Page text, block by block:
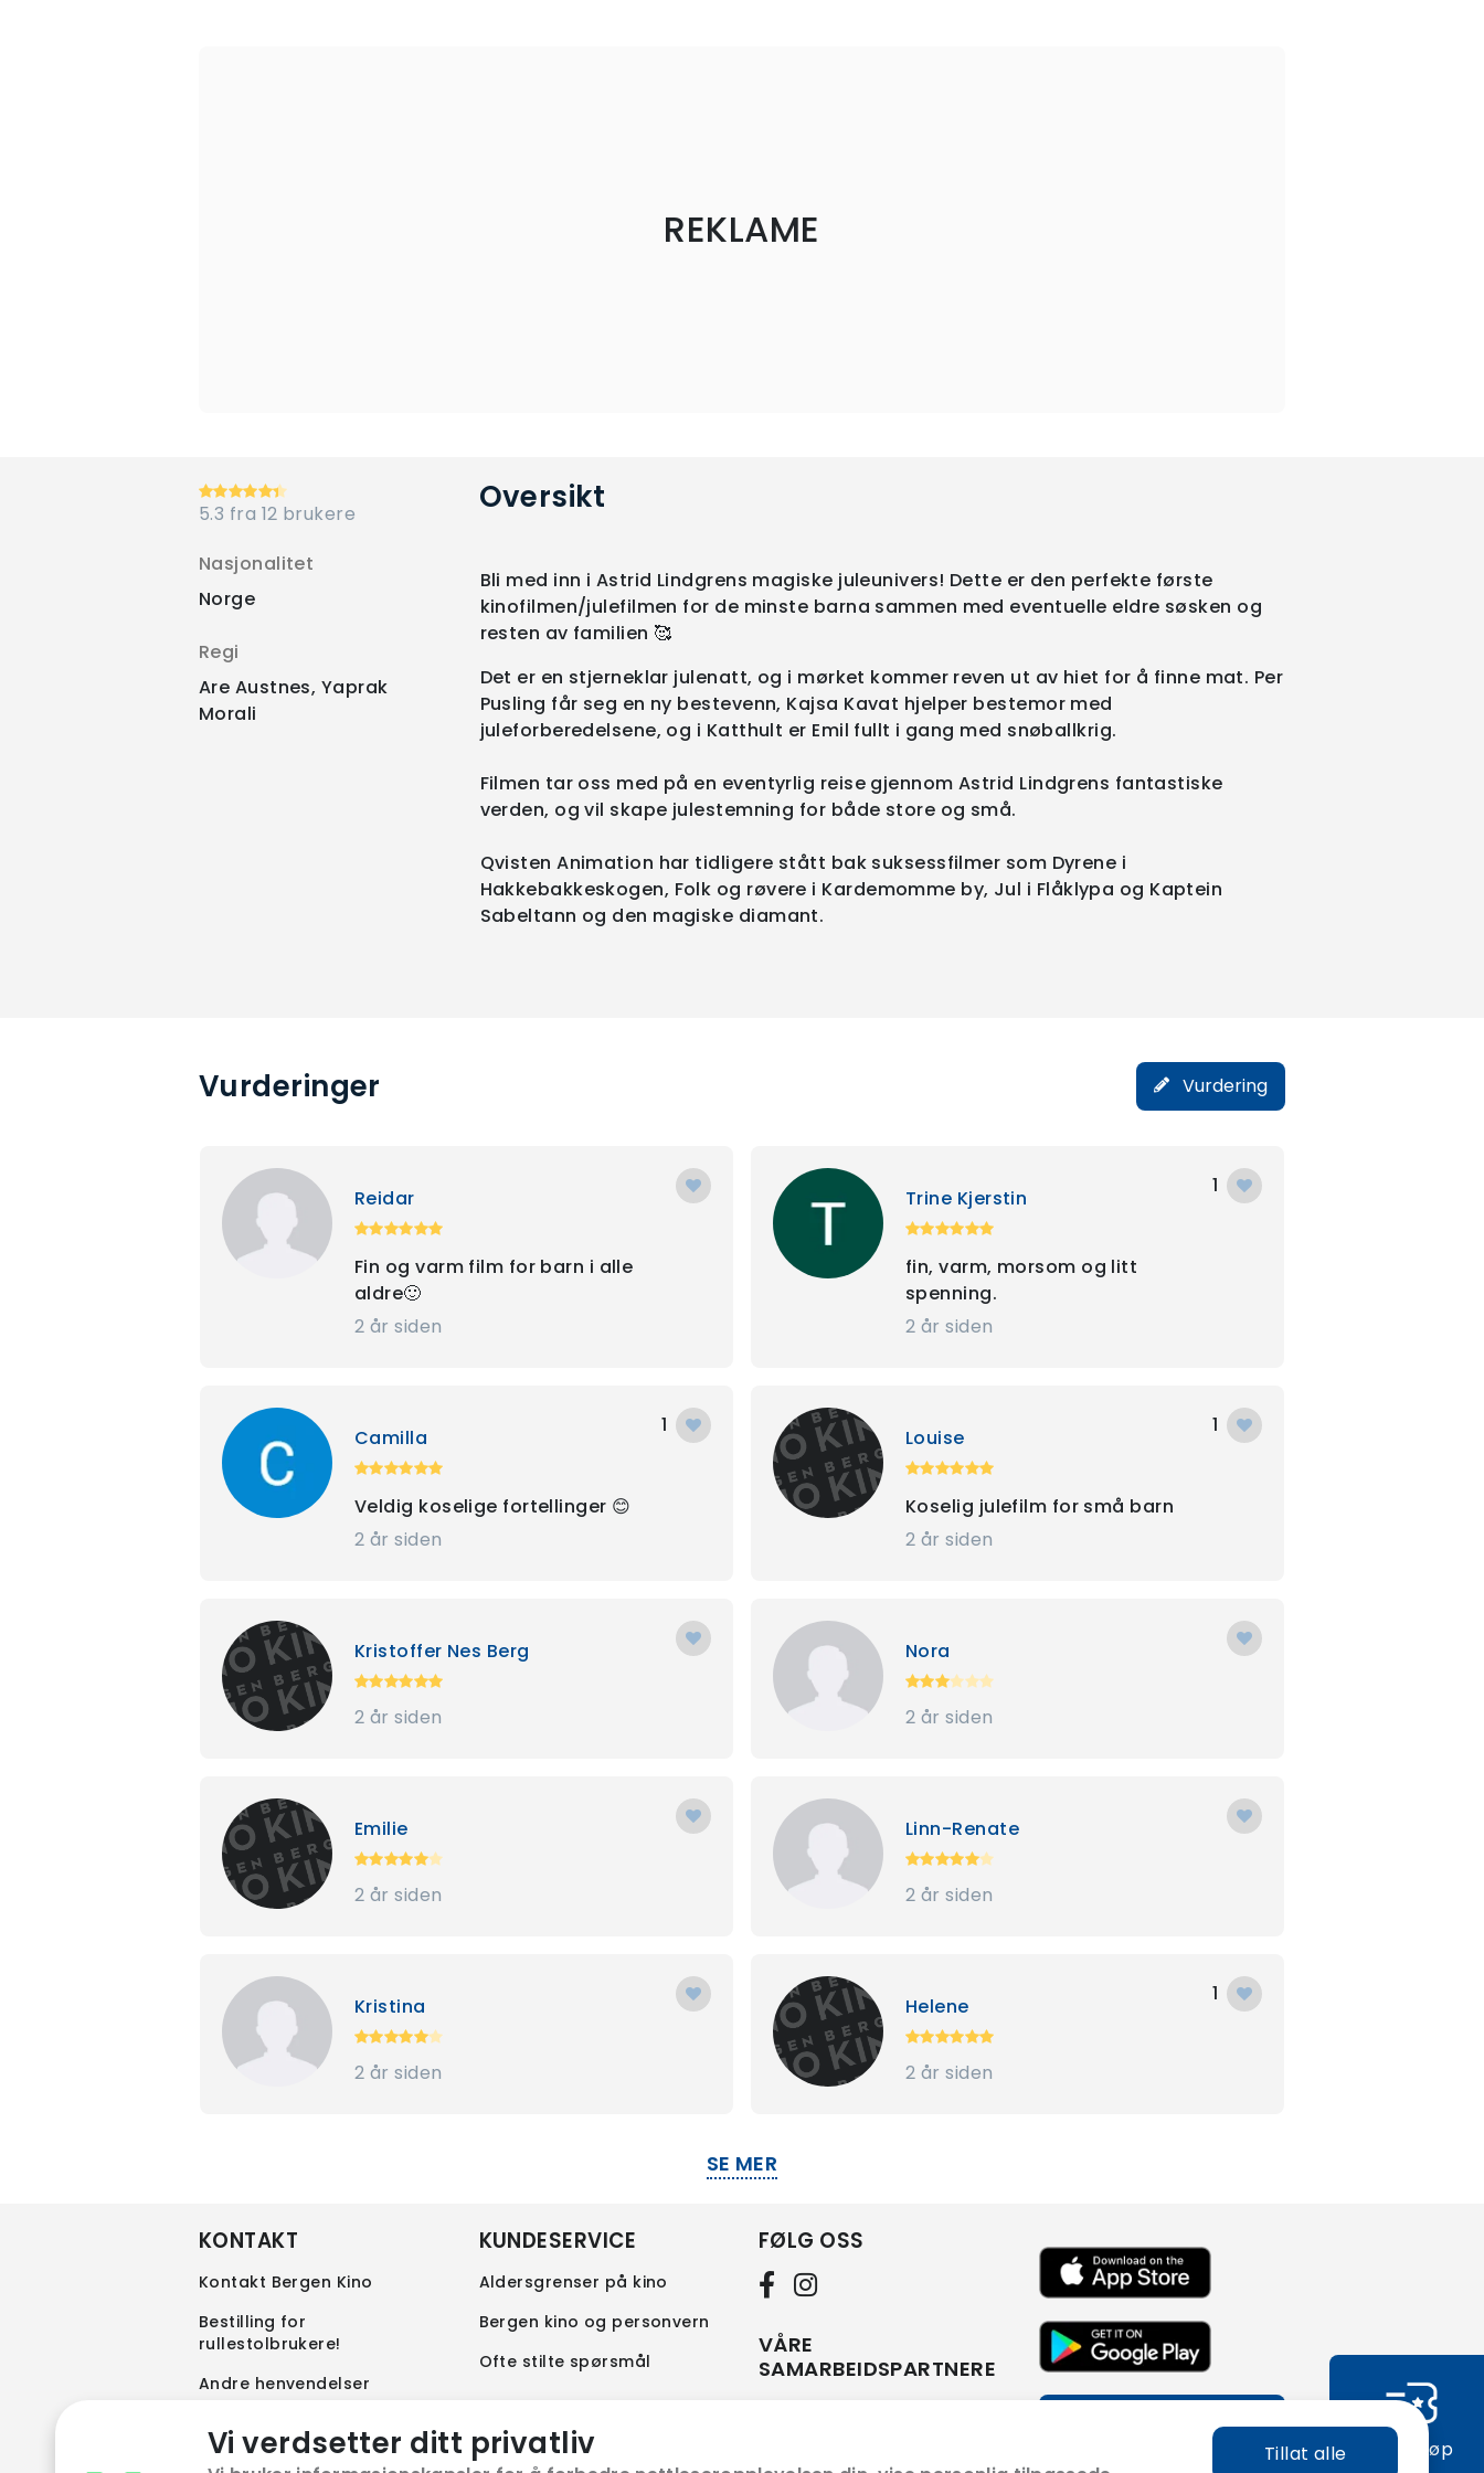
Vi verdsetter ditt privatliv Tillat alle
REKLAME
5.3 fra 12 brukere
Nasjonalitet
Norge
Regi
Are Austnes, Yaprak
Morali
Oversikt
Bli med inn i Astrid Lindgrens magiske juleunivers! Dette er den perfekte første
kinofilmen/julefilmen for de minste barna sammen med eventuelle eldre søsken og
resten av familien 🥰
Det er en stjerneklar julenatt, og i mørket kommer reven ut av hiet for å finne mat. Per
Pusling får seg en ny bestevenn, Kajsa Kavat hjelper bestemor med
juleforberedelsene, og i Katthult er Emil fullt i gang med snøballkrig.
Filmen tar oss med på en eventyrlig reise gjennom Astrid Lindgrens fantastiske
verden, og vil skape julestemning for både store og små.
Qvisten Animation har tidligere stått bak suksessfilmer som Dyrene i
Hakkebakkeskogen, Folk og røvere i Kardemomme by, Jul i Flåklypa og Kaptein
Sabeltann og den magiske diamant.
Vurderinger Vurdering
Reidar
Fin og varm film for barn i alle
aldre🙂
2 år siden
Trine Kjerstin
fin, varm, morsom og litt
spenning.
2 år siden
1
Camilla
Veldig koselige fortellinger 😊
2 år siden
1
Louise
Koselig julefilm for små barn
2 år siden
1
Kristoffer Nes Berg
2 år siden
Nora
2 år siden
Emilie
2 år siden
Linn-Renate
2 år siden
Kristina
2 år siden
Helene
2 år siden
1
SE MER
KONTAKT
Kontakt Bergen Kino
Bestilling for
rullestolbrukere!
Andre henvendelser
KUNDESERVICE
Aldersgrenser på kino
Bergen kino og personvern
Ofte stilte spørsmål
FØLG OSS
VÅRE
SAMARBEIDSPARTNERE
Hurtigkjøp